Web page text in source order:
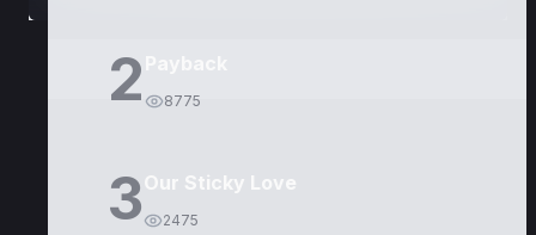
2 8775
3Our Sticky Love
2475